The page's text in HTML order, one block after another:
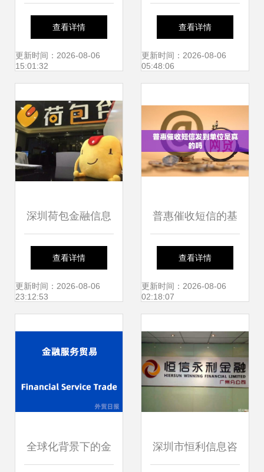
回报与风险提示-
从“油渍黑屋”现象
价值
查看详情
更新时间：2026-08-06
15:01:32
信息咨询（龙华分
公司） 赋能区域金
查看详情
更新时间：2026-08-06
05:48:06
深圳荷包金融信息
咨询惠州分公司 专
注金融信息咨询，
查看详情
更新时间：2026-08-06
23:12:53
普惠催收短信的基
本介绍 金融信息咨
询的核心功能
查看详情
更新时间：2026-08-06
02:18:07
全球化背景下的金 深圳市恒利信息咨